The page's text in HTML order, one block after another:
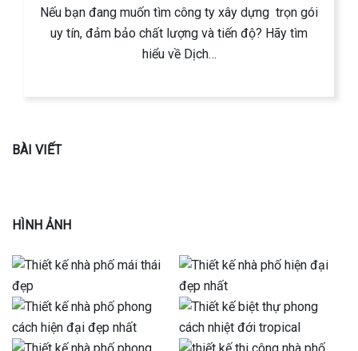
Nếu bạn đang muốn tìm công ty xây dựng trọn gói
uy tín, đảm bảo chất lượng và tiến độ? Hãy tìm
hiểu về Dịch…
BÀI VIẾT
HÌNH ẢNH